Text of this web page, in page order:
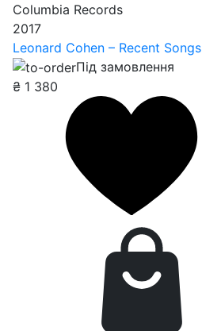
Columbia Records
2017
Leonard Cohen – Recent Songs
Під замовлення
₴ 1 380